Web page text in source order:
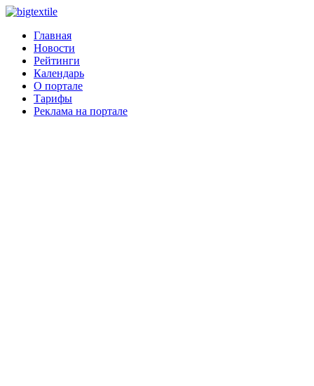
Главная
Новости
Рейтинги
Календарь
О портале
Тарифы
Реклама на портале